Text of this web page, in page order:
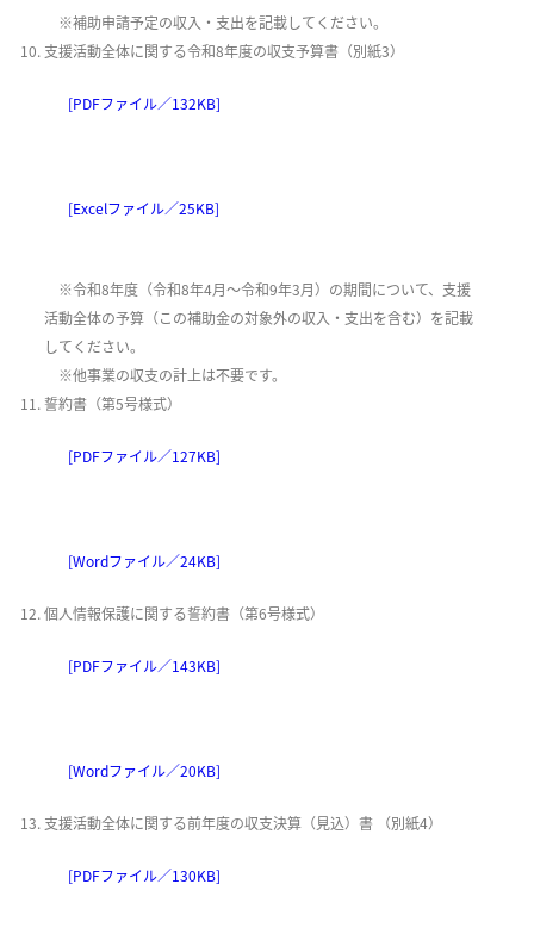
※補助申請予定の収入・支出を記載してください。​
支援活動全体に関する令和8年度の収支予算書（別紙3）
[PDFファイル／132KB]
[Excelファイル／25KB]
※令和8年度（令和8年4月～令和9年3月）の期間について、支援
活動全体の予算（この補助金の対象外の収入・支出を含む）を記載
してください。
※他事業の収支の計上は不要です。
誓約書（第5号様式）
[PDFファイル／127KB]
[Wordファイル／24KB]
個人情報保護に関する誓約書（第6号様式）
[PDFファイル／143KB]
[Wordファイル／20KB]
支援活動全体に関する前年度の収支決算（見込）書 （別紙4）
[PDFファイル／130KB]